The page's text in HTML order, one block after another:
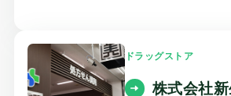
ムを導入しました。
ドラッグストア
株式会社